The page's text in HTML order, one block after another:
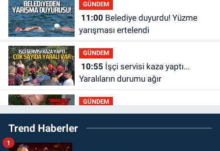
GÜNDEM
11:00
yarışması ertelendi
GÜNDEM
10:55
Yaralıların durumu ağır
GÜNDEM
10:06“Drakula” alarmı! Zonguldak,
Bartın ve Düzce tehdit altında
Trend Haberler
1